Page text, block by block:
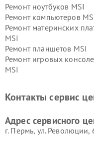
Ремонт ноутбуков MSI
Ремонт компьютеров
Ремонт материнских
MSI
Ремонт планшетов MSI
Ремонт игровых
MSI
Контакты сервис
Адрес сервисного
г. Пермь, ул. ​Революции,